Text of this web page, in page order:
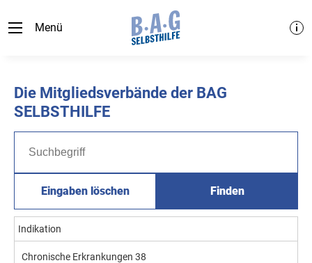
Menü
Die Mitgliedsverbände der BAG
SELBSTHILFE
Eingaben löschen Finden
Indikation
Chronische Erkrankungen 38